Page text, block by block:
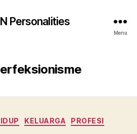
Personalities
Menu
Categories
KELUARGA PROFESI